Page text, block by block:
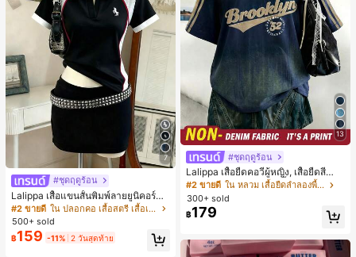
7
#ชุดฤดูร้อน
Lalippa เสื้อแขนสั้นพิมพ์ลายยูนิคอร์นล
ายทางสีตัดกันสำหรับผู้หญิง สไตล์วิทย
าลัย
#2 ขายดี
ใน ปลอกคอ เสื้อสตรี เสื้อเบลาส์ & Tee
500+ sold
฿159 -11% 2 วันสุดท้าย
13
#ชุดฤดูร้อน
Lalippa เสื้อยืดคอวีผู้หญิง, เสื้อยืดสีน้ำเ
งินสไตล์มินิมอลเรโทร, เสื้อยืดผู้หญิงทร
งหลวมสบาย, พิมพ์ตัวอักษรและตัวเลข
ภาษาอังกฤษ, เสื้อสำหรับออกไปเที่ยวฤ
ดูร้อน, ลวดลายดีไซน์, ความรู้สึกพรีเมีย
ม, ลำลองอเนกประสงค์, สวมใส่ประจำวั
น, กลางแจ้ง, ช้อปปิ้ง, การเดินทาง, เสื้อ
ผ้ากลางแจ้ง
#2 ขายดี
ใน หลวม เสื้อยืดลำลองพื้นฐาน
300+ sold
฿179